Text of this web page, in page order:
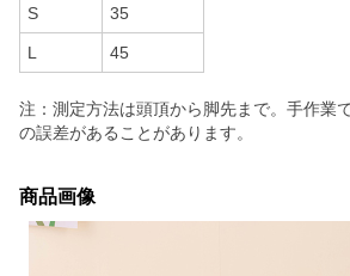
S 35
L 45
注：測定方法は頭頂から脚先まで。手作業
の誤差があることがあります。
商品画像